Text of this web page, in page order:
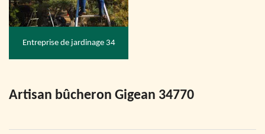
Entreprise de jardinage 34
Artisan bûcheron Gigean 34770